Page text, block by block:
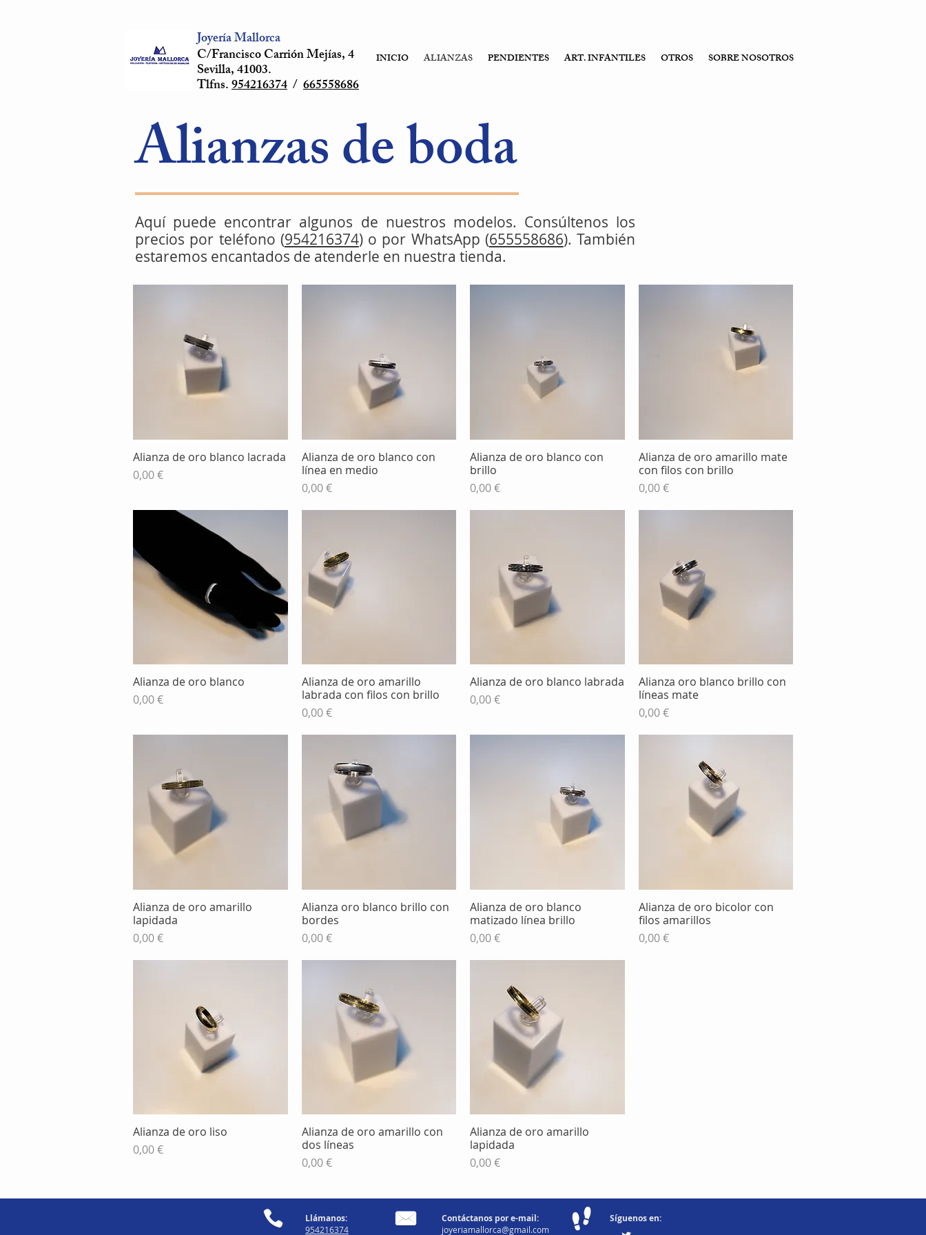
Joyería Mallorca
C/Francisco Carrión Mejías, 4
Sevilla, 41003.
Tlfns.954216374 / 665558686
INICIO ALIANZAS PENDIENTES ART. INFANTILES OTROS SOBRE NOSOTROS
Alianzas de boda
Aquí puede encontrar algunos de nuestros modelos. Consúltenos los
precios por teléfono (954216374) o por WhatsApp (655558686). También
estaremos encantados de atenderle en nuestra tienda.
Vista rápida
Alianza de oro blanco lacrada
Precio
0,00 €
Vista rápida
Alianza de oro blanco con
línea en medio
Precio
0,00 €
Vista rápida
Alianza de oro blanco con
brillo
Precio
0,00 €
Vista rápida
Alianza de oro amarillo mate
con filos con brillo
Precio
0,00 €
Vista rápida
Alianza de oro blanco
Precio
0,00 €
Vista rápida
Alianza de oro amarillo
labrada con filos con brillo
Precio
0,00 €
Vista rápida
Alianza de oro blanco labrada
Precio
0,00 €
Vista rápida
Alianza oro blanco brillo con
líneas mate
Precio
0,00 €
Vista rápida
Alianza de oro amarillo
lapidada
Precio
0,00 €
Vista rápida
Alianza oro blanco brillo con
bordes
Precio
0,00 €
Vista rápida
Alianza de oro blanco
matizado línea brillo
Precio
0,00 €
Vista rápida
Alianza de oro bicolor con
filos amarillos
Precio
0,00 €
Vista rápida
Alianza de oro liso
Precio
0,00 €
Vista rápida
Alianza de oro amarillo con
dos líneas
Precio
0,00 €
Vista rápida
Alianza de oro amarillo
lapidada
Precio
0,00 €
Llámanos:
954216374
Contáctanos por e-mail:
joyeriamallorca@gmail.com
Síguenos en: